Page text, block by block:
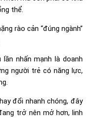
thể.
rào cản “đúng ngành”
nhấn mạnh là doanh
người trẻ có năng lực,
đổi nhanh chóng, đây
trở nên mở hơn, linh